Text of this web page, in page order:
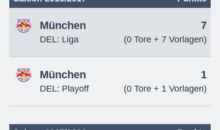
München
DEL: Liga
7
(0 Tore + 7 Vorlagen)
München
DEL: Playoff
1
(0 Tore + 1 Vorlagen)